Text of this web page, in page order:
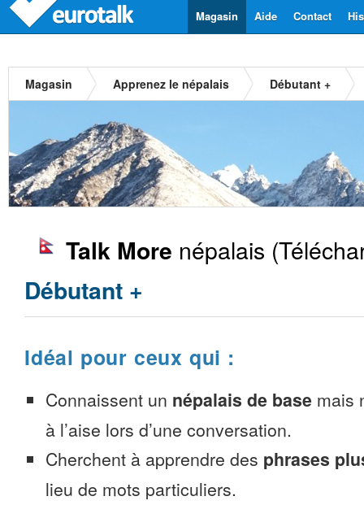
Contact
Aide
Magasin
Magasin Apprenez le népalais Débutant +
Talk More népalais
Débutant +
Idéal pour ceux qui :
Connaissent un népalais de base mais
à l’aise lors d’une conversation.
Cherchent à apprendre des phrases
lieu de mots particuliers.